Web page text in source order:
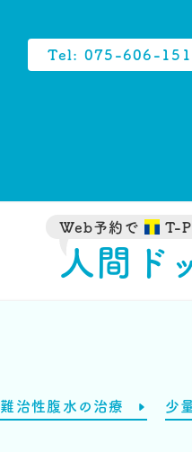
Tel: 075-606-
Web予約で T-
人間ド
難治性腹水の治療 少